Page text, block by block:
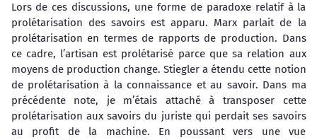
Lors de ces discussions, une forme de paradoxe relatif à la
prolétarisation des savoirs est apparu. Marx parlait de la
prolétarisation en termes de rapports de production. Dans
ce cadre, l’artisan est prolétarisé parce que sa relation aux
moyens de production change. Stiegler a étendu cette notion
de prolétarisation à la connaissance et au savoir. Dans ma
précédente note, je m’étais attaché à transposer cette
prolétarisation aux savoirs du juriste qui perdait ses savoirs
au profit de la machine. En poussant vers une vue